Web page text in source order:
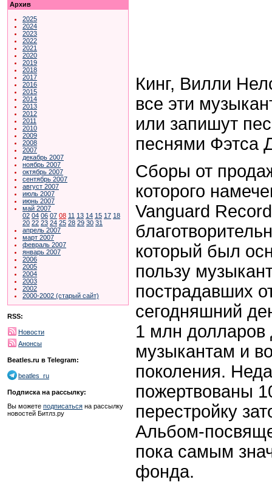
Архив
2025
2024
2023
2022
2021
2020
2019
2018
2017
2016
2015
2014
2013
2012
2011
2010
2009
2008
2007
декабрь 2007
ноябрь 2007
октябрь 2007
сентябрь 2007
август 2007
июль 2007
июнь 2007
май 2007
02 04 06 07 08 11 13 14 15 17 18
20 22 23 24 25 28 29 30 31
апрель 2007
март 2007
февраль 2007
январь 2007
2006
2005
2004
2003
2002
2000-2002 (старый сайт)
RSS:
Новости
Анонсы
Beatles.ru в Telegram:
beatles_ru
Подписка на рассылку:
Вы можете подписаться на рассылку
новостей Битлз.ру
Кинг, Вилли
все эти
или запишут
песнями Фэтса
Сборы от
которого
Vanguard
который был
пользу
пострадавших
сегодняшний
1 млн
музыкантам и
поколения.
пожертвованы
перестройку
Альбом-
пока самым
фонда.